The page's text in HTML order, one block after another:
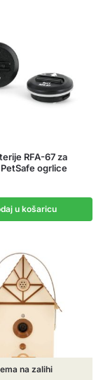
RFA-67 za
ogrlice
u košaricu
na zalihi